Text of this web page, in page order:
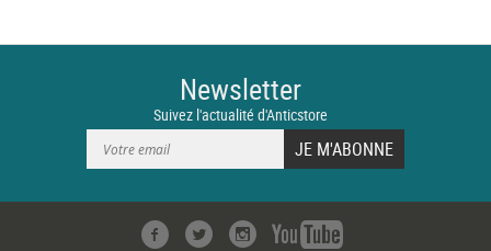
Newsletter
Suivez l'actualité d'Anticstore